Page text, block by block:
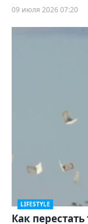
09 июля 2026 07:20
LIFESTYLE
Как